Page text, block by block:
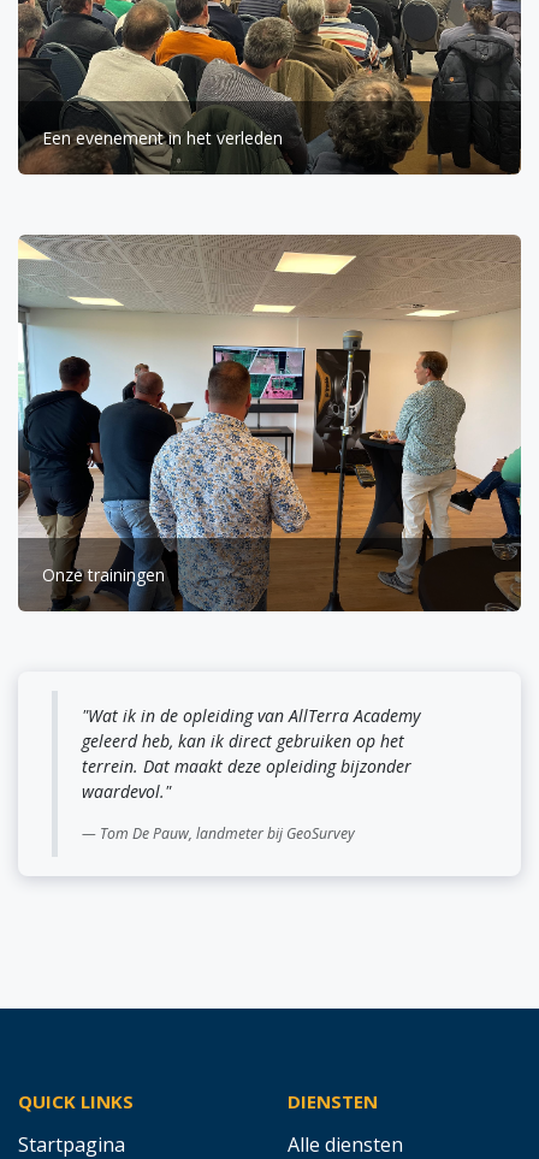
Een evenement in het verleden
Onze trainingen
"Wat ik in de opleiding van AllTerra Academy
geleerd heb, kan ik direct gebruiken op het
terrein. Dat maakt deze opleiding bijzonder
waardevol."
Tom De Pauw, landmeter bij GeoSurvey
QUICK LINKS
Startpagina
DIENSTEN
Alle diensten